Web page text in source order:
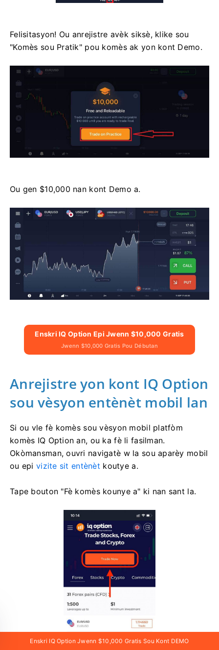
Felisitasyon! Ou anrejistre avèk siksè, klike sou
"Komès sou Pratik" pou komès ak yon kont Demo.
Ou gen $10,000 nan kont Demo a.
Enskri IQ Option Epi Jwenn $10,000 Gratis
Jwenn $10,000 Gratis Pou Débutan
Anrejistre yon kont IQ Option
sou vèsyon entènèt mobil lan
Si ou vle fè komès sou vèsyon mobil platfòm
komès IQ Option an, ou ka fè li fasilman.
Okòmansman, ouvri navigatè w la sou aparèy mobil
ou epi vizite sit entènèt koutye a.
Tape bouton "Fè komès kounye a" ki nan sant la.
Enskri IQ Option Jwenn $10,000 Gratis Sou Kont DEMO